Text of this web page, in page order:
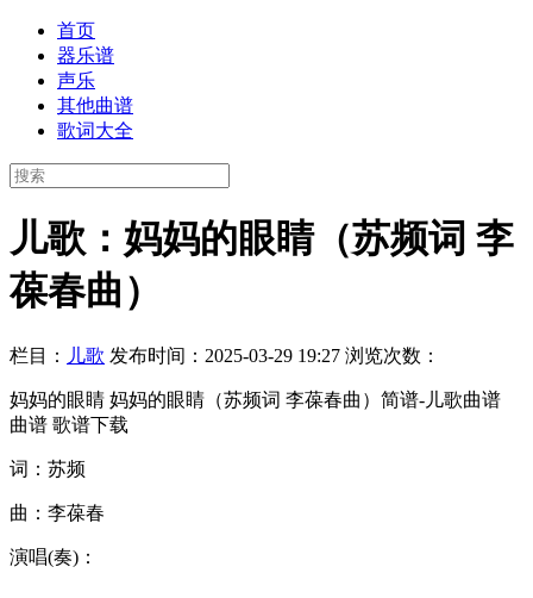
首页
器乐谱
声乐
其他曲谱
歌词大全
儿歌：妈妈的眼睛（苏频词 李
葆春曲）
栏目： 儿歌 发布时间：2025-03-29 19:27 浏览次数：
妈妈的眼睛 妈妈的眼睛（苏频词 李葆春曲）简谱-儿歌曲谱
曲谱 歌谱下载
词：苏频
曲：李葆春
演唱(奏)：